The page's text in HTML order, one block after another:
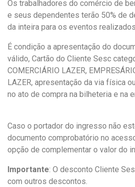
Os trabalhadores do comércio de
e seus dependentes terão 50% de
da inteira para os eventos
É condição a apresentação do
válido, Cartão do Cliente Sesc
COMERCIÁRIO LAZER,
LAZER, apresentação da via física
no ato de compra na bilheteria e na
Caso o portador do ingresso não
documento comprobatório no
opção de complementar o valor do
Importante: O desconto Cliente
com outros descontos.